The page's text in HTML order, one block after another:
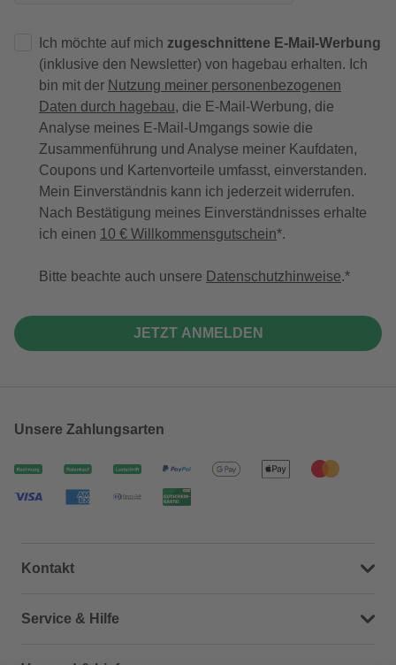
Ich möchte auf mich zugeschnittene E-Mail-Werbung
(inklusive den Newsletter) von hagebau erhalten. Ich
bin mit der Nutzung meiner personenbezogenen
Daten durch hagebau, die E-Mail-Werbung, die
Analyse meines E-Mail-Umgangs sowie die
Zusammenführung und Analyse meiner Kaufdaten,
Coupons und Kartenvorteile umfasst, einverstanden.
Mein Einverständnis kann ich jederzeit widerrufen.
Nach Bestätigung meines Einverständnisses erhalte
ich einen 10 € Willkommensgutschein*.
Bitte beachte auch unsere Datenschutzhinweise.
JETZT ANMELDEN
Unsere Zahlungsarten
Kontakt
Dein Kontakt zu uns
Service & Hilfe